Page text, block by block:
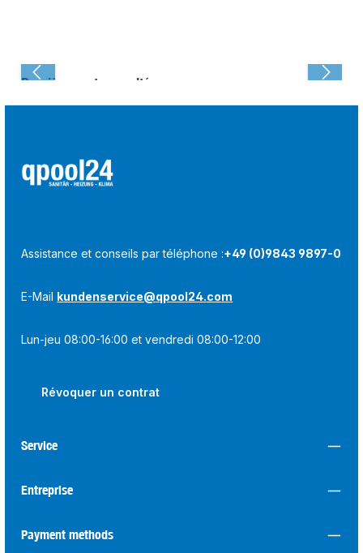
Dernièrement consulté :
Assistance et conseils par téléphone :+49 (0)9843 9897-0
E-Mail kundenservice@qpool24.com
Lun-jeu 08:00-16:00 et vendredi 08:00-12:00
Révoquer un contrat
Service
Entreprise
Payment methods